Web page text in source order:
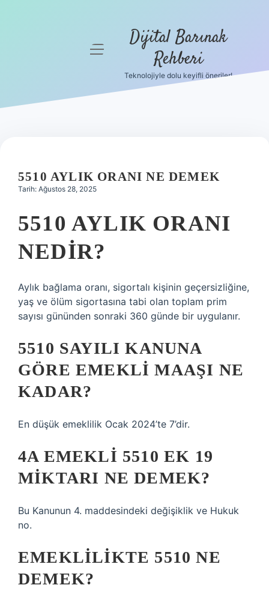
Hakkımızda
menüyü
Dijital Barınak
Rehberi
Teknolojiyle dolu keyifli öneriler!
5510 AYLIK ORANI NE DEMEK
Tarih: Ağustos 28, 2025
5510 AYLIK ORANI
NEDIR?
Aylık bağlama oranı, sigortalı kişinin geçersizliğine,
yaş ve ölüm sigortasına tabi olan toplam prim
sayısı gününden sonraki 360 günde bir uygulanır.
5510 SAYILI KANUNA
GÖRE EMEKLI MAAŞI NE
KADAR?
En düşük emeklilik Ocak 2024’te 7’dir.
4A EMEKLI 5510 EK 19
MIKTARI NE DEMEK?
Bu Kanunun 4. maddesindeki değişiklik ve Hukuk
no.
EMEKLILIKTE 5510 NE
DEMEK?